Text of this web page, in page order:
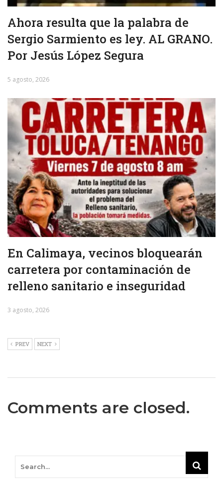
Ahora resulta que la palabra de
Sergio Sarmiento es ley. AL GRANO.
Por Jesús López Segura
5 agosto, 2026
En Calimaya, vecinos bloquearán
carretera por contaminación de
relleno sanitario e inseguridad
3 agosto, 2026
PREV NEXT
Comments are closed.